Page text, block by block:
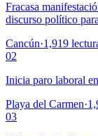
Fracasa
discurso político
Cancún·1,919
02
Inicia paro laboral
Playa del Carmen·
03